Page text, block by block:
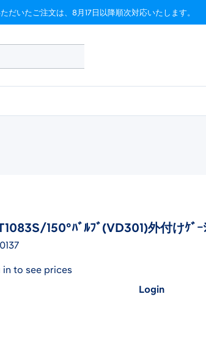
いたご注文は、8月17日以降順次対応いたします。
150°ﾊﾞﾙﾌﾞ(VD301)外付けｹﾞ
in to see prices
Login